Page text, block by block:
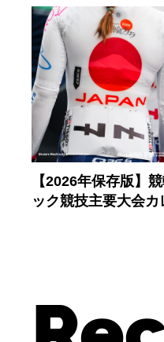
【2026年保存版】
ック競技主要大会カ